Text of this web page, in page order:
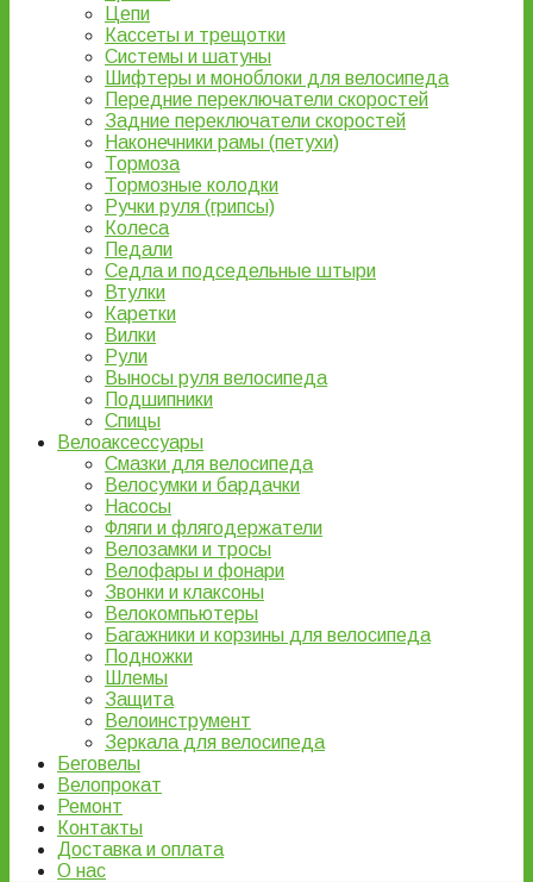
Цепи
Кассеты и трещотки
Системы и шатуны
Шифтеры и моноблоки для велосипеда
Передние переключатели скоростей
Задние переключатели скоростей
Наконечники рамы (петухи)
Тормоза
Тормозные колодки
Ручки руля (грипсы)
Колеса
Педали
Седла и подседельные штыри
Втулки
Каретки
Вилки
Рули
Выносы руля велосипеда
Подшипники
Спицы
Велоаксессуары
Смазки для велосипеда
Велосумки и бардачки
Насосы
Фляги и флягодержатели
Велозамки и тросы
Велофары и фонари
Звонки и клаксоны
Велокомпьютеры
Багажники и корзины для велосипеда
Подножки
Шлемы
Защита
Велоинструмент
Зеркала для велосипеда
Беговелы
Велопрокат
Ремонт
Контакты
Доставка и оплата
О нас